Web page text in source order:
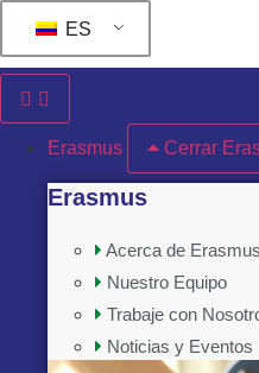
ES
Erasmus Cerrar
Erasmus
Acerca de Erasmus
Nuestro Equipo
Trabaje con
Noticias y Eventos